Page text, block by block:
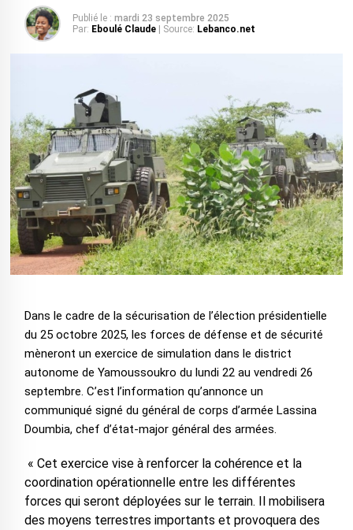
Publié le : mardi 23 septembre 2025
Par: Eboulé Claude | Source: Lebanco.net
‎Dans le cadre de la sécurisation de l’élection présidentielle
du 25 octobre 2025, les forces de défense et de sécurité
mèneront un exercice de simulation dans le district
autonome de Yamoussoukro du lundi 22 au vendredi 26
septembre. C’est l’information qu’annonce un
communiqué signé du général de corps d’armée Lassina
Doumbia, chef d’état-major général des armées.
‎ « Cet exercice vise à renforcer la cohérence et la
coordination opérationnelle entre les différentes
forces qui seront déployées sur le terrain. Il mobilisera
des moyens terrestres importants et provoquera des